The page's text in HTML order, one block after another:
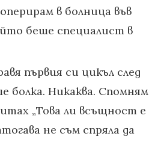
в болница във
беше специалист в
първия си цикъл след
болка. Никаква. Спомням
„Това ли всъщност е
не съм спряла да